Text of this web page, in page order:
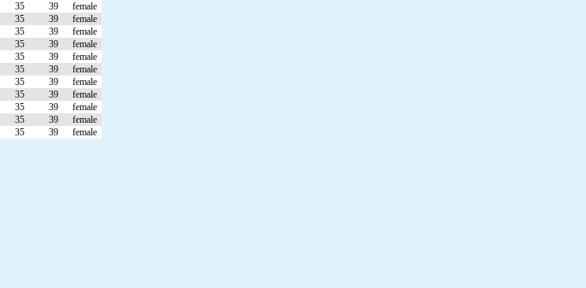
35 39
female
35 39
female
35 39
female
35 39
female
35 39
female
35 39
female
35 39
female
35 39
female
35 39
female
35 39
female
35 39 female